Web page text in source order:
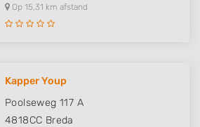
Op 15,31 km afstand
Kapper Youp
Poolseweg 117 A
4818CC Breda